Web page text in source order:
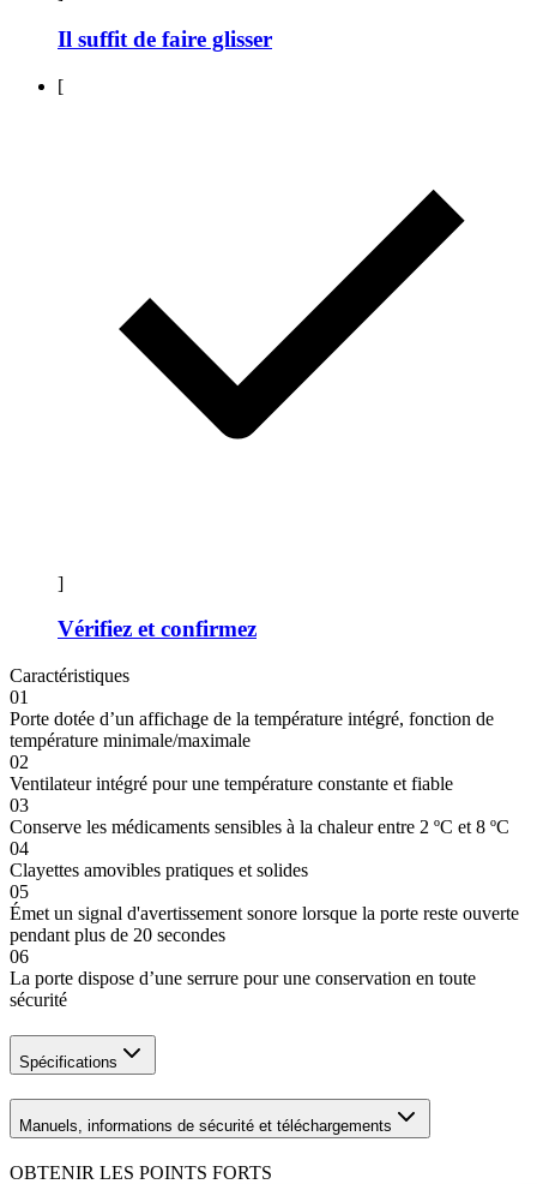
Il suffit de faire glisser
[
]
Vérifiez et confirmez
Caractéristiques
01
Porte dotée d’un affichage de la température intégré, fonction de
température minimale/maximale
02
Ventilateur intégré pour une température constante et fiable
03
Conserve les médicaments sensibles à la chaleur entre 2 ºC et 8 ºC
04
Clayettes amovibles pratiques et solides
05
Émet un signal d'avertissement sonore lorsque la porte reste ouverte
pendant plus de 20 secondes
06
La porte dispose d’une serrure pour une conservation en toute
sécurité
Spécifications
Manuels, informations de sécurité et téléchargements
OBTENIR LES POINTS FORTS